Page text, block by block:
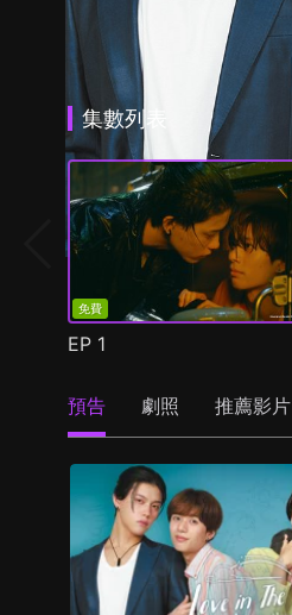
集數列表
免費
EP 1
預告 劇照 推薦影片